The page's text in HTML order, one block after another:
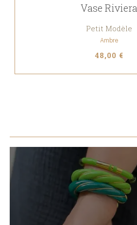
Vase Riviera
Petit Modèle
Ambre
48,00 €